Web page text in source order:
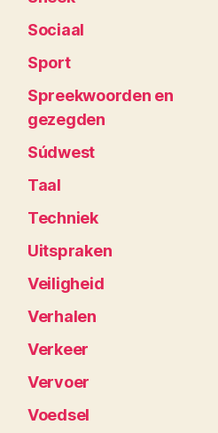
Sociaal
Sport
Spreekwoorden en
gezegden
Súdwest
Taal
Techniek
Uitspraken
Veiligheid
Verhalen
Verkeer
Vervoer
Voedsel